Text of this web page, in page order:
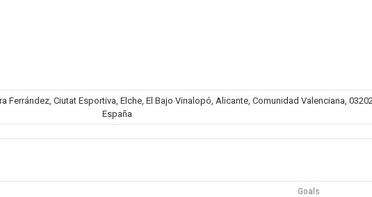
Ferrández, Ciutat Esportiva, Elche, El Bajo Vinalopó, Alicante, Comunidad Valenciana,
España
Goals